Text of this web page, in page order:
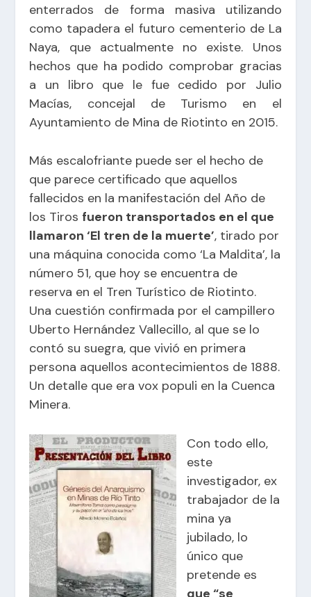
enterrados de forma masiva utilizando
como tapadera el futuro cementerio de La
Naya, que actualmente no existe. Unos
hechos que ha podido comprobar gracias
a un libro que le fue cedido por Julio
Macías, concejal de Turismo en el
Ayuntamiento de Mina de Riotinto en 2015.
Más escalofriante puede ser el hecho de
que parece certificado que aquellos
fallecidos en la manifestación del Año de
los Tiros fueron transportados en el que
llamaron ‘El tren de la muerte’, tirado por
una máquina conocida como ‘La Maldita’, la
número 51, que hoy se encuentra de
reserva en el Tren Turístico de Riotinto.
Una cuestión confirmada por el campillero
Uberto Hernández Vallecillo, al que se lo
contó su suegra, que vivió en primera
persona aquellos acontecimientos de 1888.
Un detalle que era vox populi en la Cuenca
Minera.
Con todo ello,
este
investigador, ex
trabajador de la
mina ya
jubilado, lo
único que
pretende es